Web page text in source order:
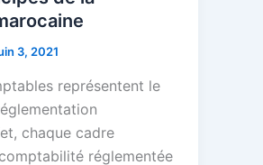
3, 2021
représentent le
chaque cadre
réglementée